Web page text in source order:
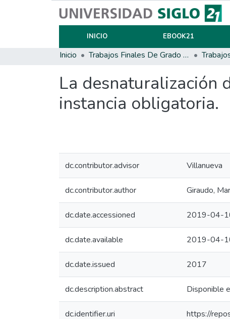
INICIO EBOOK21
Inicio Trabajos Finales De Grado Y Posgrado
La desnaturalización
instancia obligatoria.
dc.contributor.advisor Villanueva
dc.contributor.author Giraudo,
dc.date.accessioned 2019-04-
dc.date.available 2019-04-
dc.date.issued 2017
dc.description.abstract Disponible
dc.identifier.uri https://